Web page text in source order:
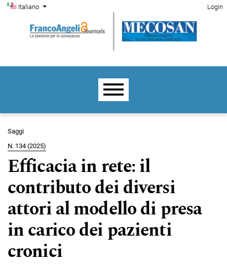
Salta al menu principale di navigazione
Salta al contenuto principale
Salta al piè di pagina del sito
Cambia la lingua. La lingua corrente è:
Italiano
Menu di amministrazione Login
Menu principale
Saggi
N. 134 (2025)
Efficacia in rete: il
contributo dei diversi
attori al modello di presa
in carico dei pazienti
cronici